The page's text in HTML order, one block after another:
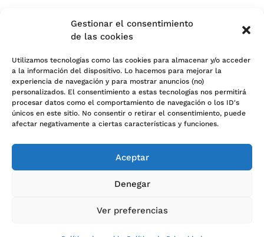
Gestionar el consentimiento
de las cookies
Utilizamos tecnologías como las cookies para almacenar y/o acceder
a la información del dispositivo. Lo hacemos para mejorar la
experiencia de navegación y para mostrar anuncios (no)
personalizados. El consentimiento a estas tecnologías nos permitirá
procesar datos como el comportamiento de navegación o los ID's
únicos en este sitio. No consentir o retirar el consentimiento, puede
afectar negativamente a ciertas características y funciones.
Aceptar
Denegar
Ver preferencias